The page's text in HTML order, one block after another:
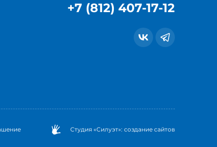
+7 (812) 407-17-12
Студия «Силуэт»: создание сайтов